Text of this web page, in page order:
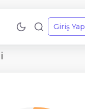
Giriş Yap